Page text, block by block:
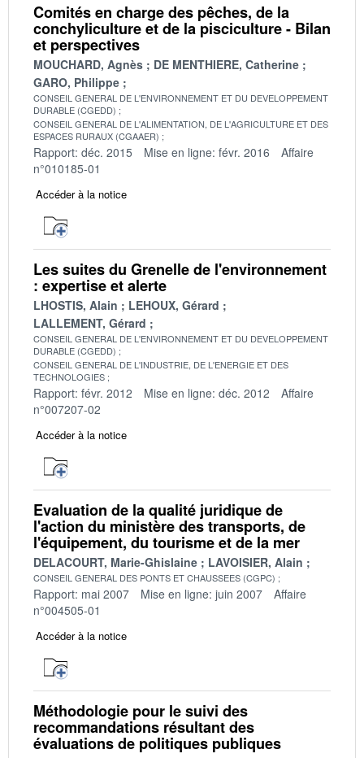
Comités en charge des pêches, de la
conchyliculture et de la pisciculture - Bilan
et perspectives
MOUCHARD, Agnès
DE MENTHIERE, Catherine
GARO, Philippe
CONSEIL GENERAL DE L'ENVIRONNEMENT ET DU DEVELOPPEMENT
DURABLE (CGEDD)
CONSEIL GENERAL DE L'ALIMENTATION, DE L'AGRICULTURE ET DES
ESPACES RURAUX (CGAAER)
Rapport: déc. 2015 Mise en ligne: févr. 2016
Affaire
n°010185-01
Accéder à la notice
Les suites du Grenelle de l'environnement
: expertise et alerte
LHOSTIS, Alain
LEHOUX, Gérard
LALLEMENT, Gérard
CONSEIL GENERAL DE L'ENVIRONNEMENT ET DU DEVELOPPEMENT
DURABLE (CGEDD)
CONSEIL GENERAL DE L'INDUSTRIE, DE L'ENERGIE ET DES
TECHNOLOGIES
Rapport: févr. 2012 Mise en ligne: déc. 2012
Affaire
n°007207-02
Accéder à la notice
Evaluation de la qualité juridique de
l'action du ministère des transports, de
l'équipement, du tourisme et de la mer
DELACOURT, Marie-Ghislaine LAVOISIER, Alain
CONSEIL GENERAL DES PONTS ET CHAUSSEES (CGPC)
Rapport: mai 2007 Mise en ligne: juin 2007
Affaire
n°004505-01
Accéder à la notice
Méthodologie pour le suivi des
recommandations résultant des
évaluations de politiques publiques